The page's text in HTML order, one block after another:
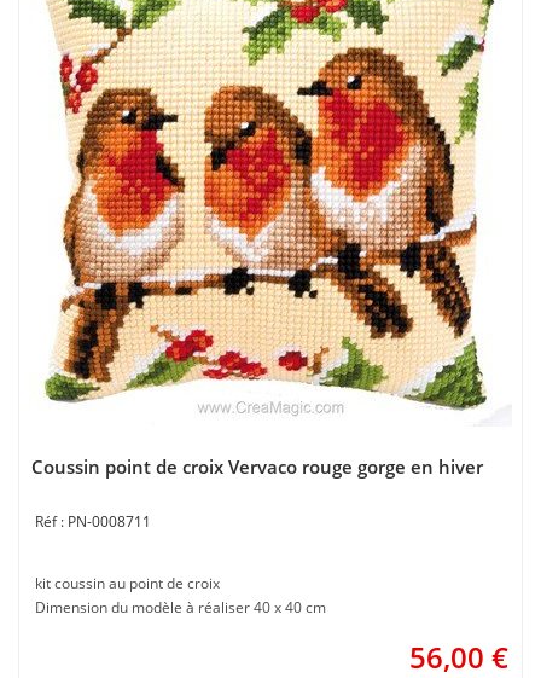
Coussin point de croix Vervaco rouge gorge en hiver
PN-0008711
kit coussin au point de croix
Dimension du modèle à réaliser 40 x 40 cm
56,00 €